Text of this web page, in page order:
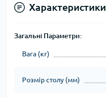
Характеристики
Загальні Параметри:
Вага (кг)
Розмір столу (мм)